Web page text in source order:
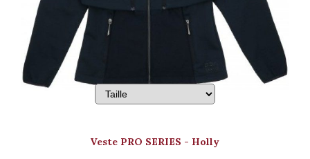
Veste PRO SERIES - Holly